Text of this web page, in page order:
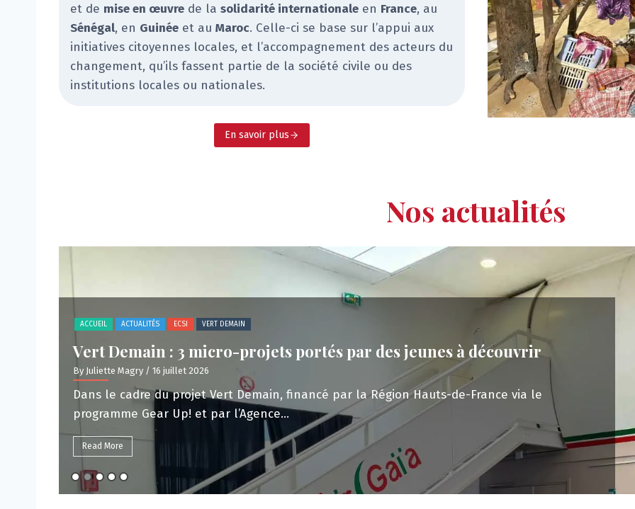
et de mise en œuvre de la solidarité internationale en France, au
Sénégal, en Guinée et au Maroc. Celle-ci se base sur l’appui aux
initiatives citoyennes locales, et l’accompagnement des acteurs du
changement, qu’ils fassent partie de la société civile ou des
institutions locales ou nationales.
En savoir plus
Nos actualités
ACCUEIL ACTUALITÉS ASSOCIATION CENTRE GAIA
Retour sur les 20 ans du Centre Gaïa
By Juliette Magry / 6 juillet 2026
Le mercredi 24 juin, à l’occasion des 20 ans du Centre Gaïa, nous avons eu le grand plaisir
d’accueillir de...
Read More